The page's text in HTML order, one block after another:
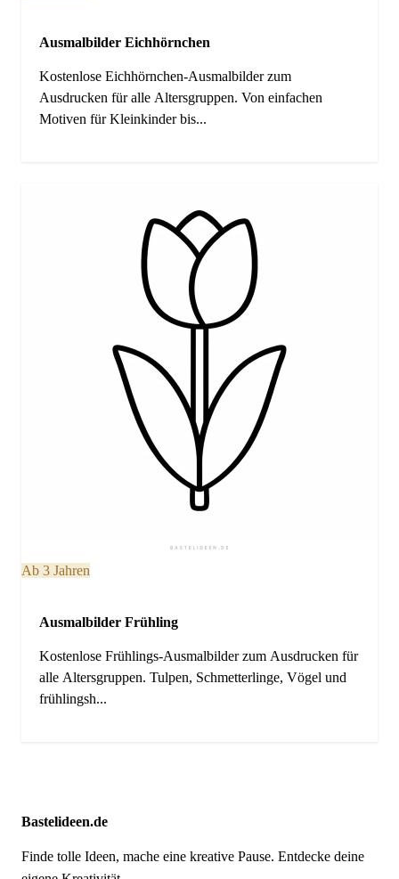
Ausmalbilder Eichhörnchen
Kostenlose Eichhörnchen-Ausmalbilder zum
Ausdrucken für alle Altersgruppen. Von einfachen
Motiven für Kleinkinder bis...
Ab 3 Jahren
Ausmalbilder Frühling
Kostenlose Frühlings-Ausmalbilder zum Ausdrucken für
alle Altersgruppen. Tulpen, Schmetterlinge, Vögel und
frühlingsh...
Bastelideen.de
Finde tolle Ideen, mache eine kreative Pause. Entdecke deine